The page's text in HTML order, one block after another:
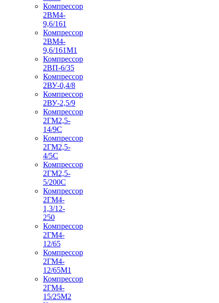
Компрессор
2ВМ4-
9,6/161
Компрессор
2ВМ4-
9,6/161М1
Компрессор
2ВП-6/35
Компрессор
2ВУ-0,4/8
Компрессор
2ВУ-2,5/9
Компрессор
2ГМ2,5-
14/9С
Компрессор
2ГМ2,5-
4/5С
Компрессор
2ГМ2,5-
5/200С
Компрессор
2ГМ4-
1,3/12-
250
Компрессор
2ГМ4-
12/65
Компрессор
2ГМ4-
12/65М1
Компрессор
2ГМ4-
15/25М2